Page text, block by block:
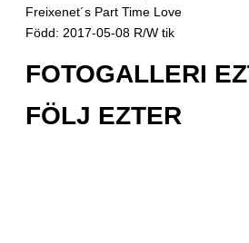
Freixenet´s Part Time Love
Född: 2017-05-08 R/W tik
FOTOGALLERI
FÖLJ EZTER